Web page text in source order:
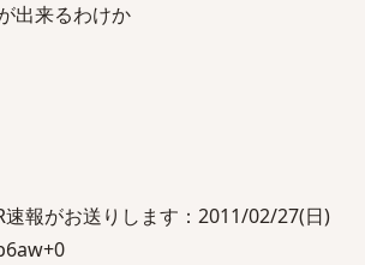
出来るわけか
速報がお送りします：2011/02/27(日)